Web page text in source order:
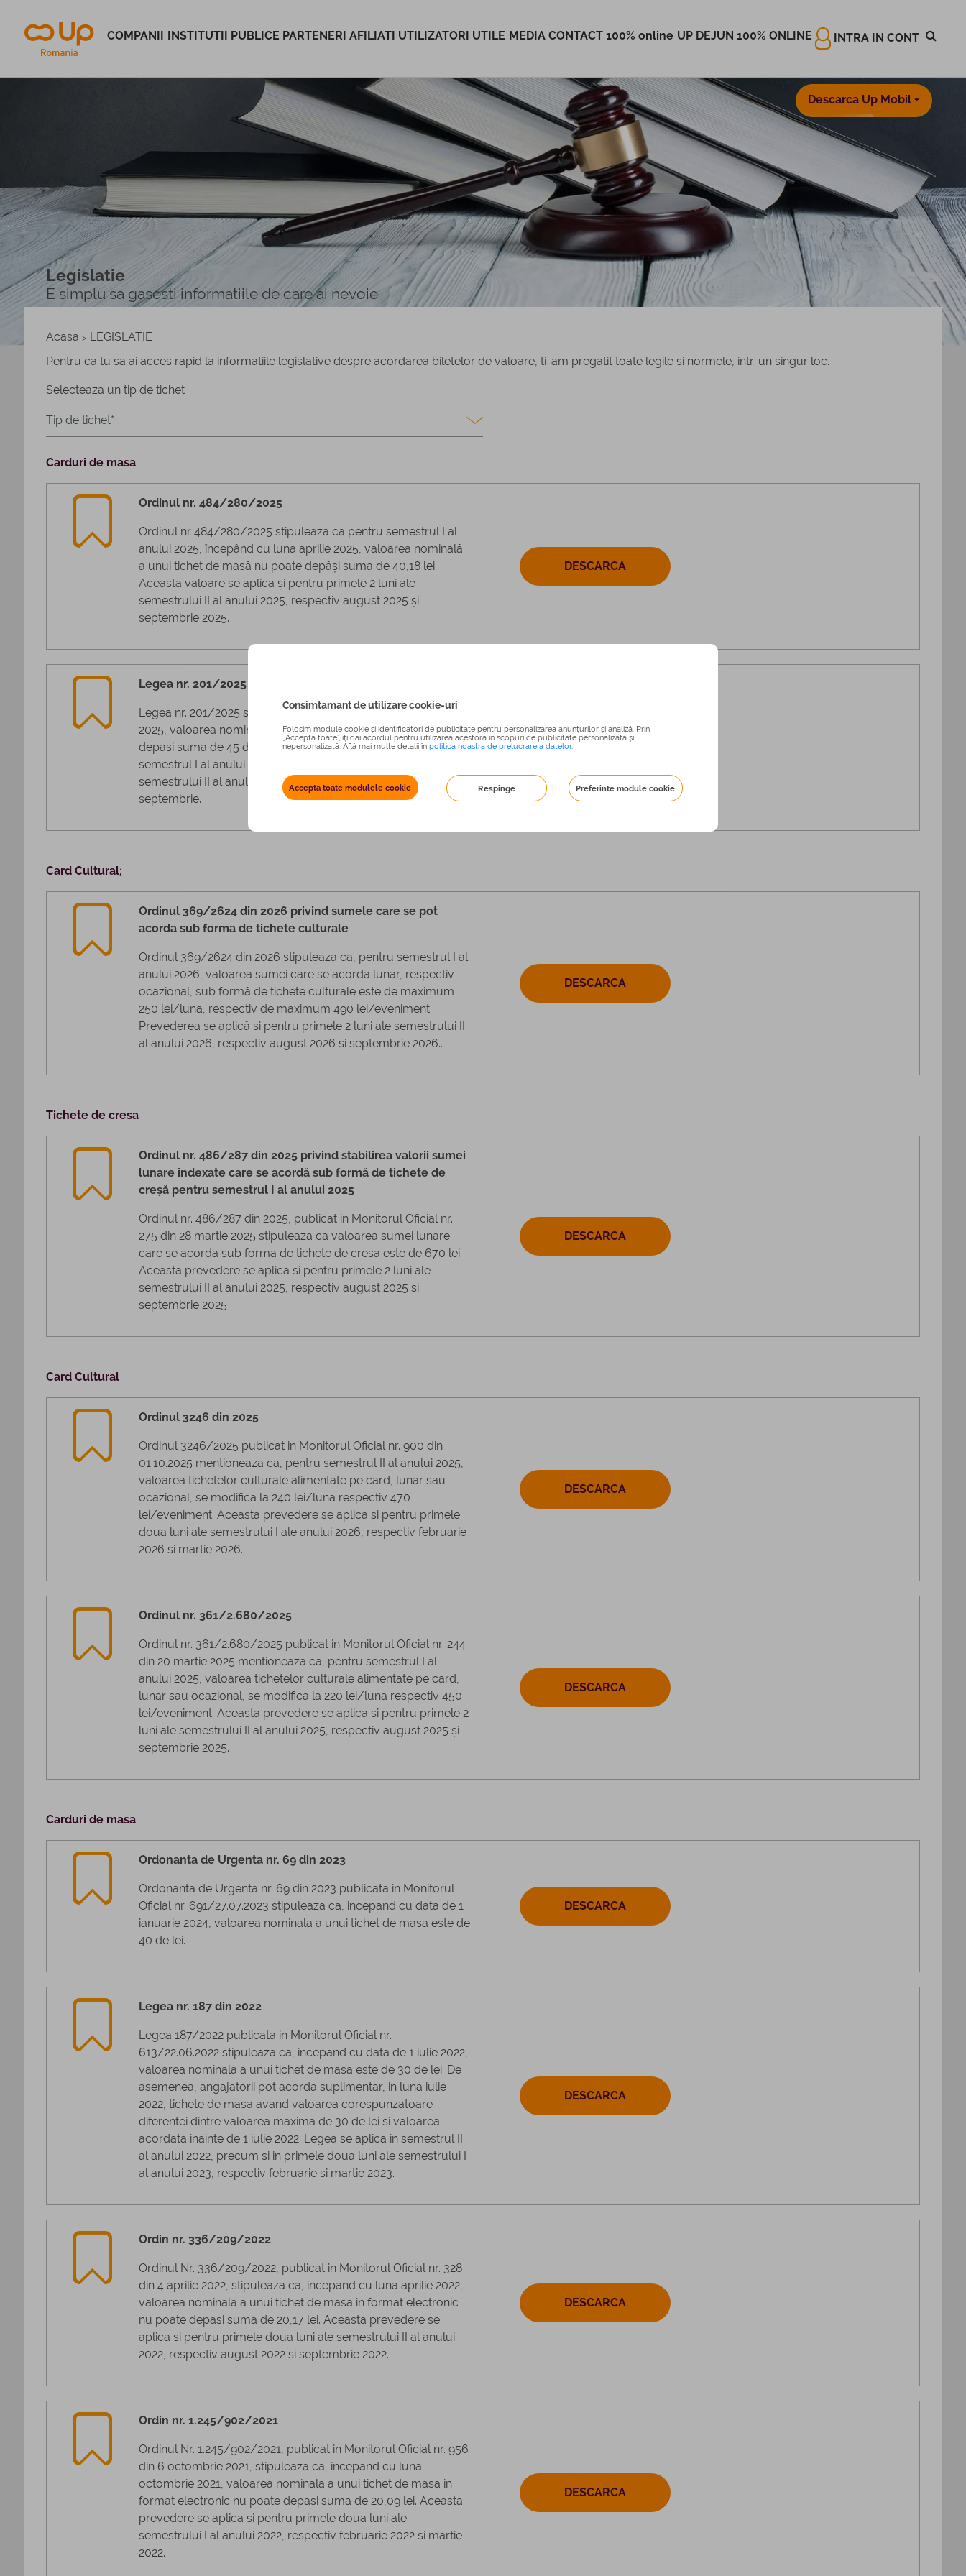
Descarca Up Mobil +
COMPANII INSTITUTII PUBLICE PARTENERI AFILIATI UTILIZATORI UTILE MEDIA CONTACT 100% online UP DEJUN 100% ONLINE INTRA IN CONT
Legislatie
E simplu sa gasesti informatiile de care ai nevoie
Acasa > LEGISLATIE
Pentru ca tu sa ai acces rapid la informatiile legislative despre acordarea biletelor de valoare, ti-am pregatit toate legile si normele, intr-un singur loc.
Selecteaza un tip de tichet
Carduri de masa
Ordinul nr. 484/280/2025
Ordinul nr 484/280/2025 stipuleaza ca pentru semestrul I al
anului 2025, începând cu luna aprilie 2025, valoarea nominală
a unui tichet de masă nu poate depăși suma de 40,18 lei..
Aceasta valoare se aplică și pentru primele 2 luni ale
semestrului II al anului 2025, respectiv august 2025 și
septembrie 2025.
DESCARCA
Legea nr. 201/2025
Legea nr. 201/2025 stipuleaza ca, incepand de la 1 decembrie
2025, valoarea nominala a unui tichet de masa nu poate
depasi suma de 45 de lei. Aceasta valoare se aplică și in
semestrul I al anului 2026 precum si in primele 3 luni ale
semestrului II al anului 2026, respectiv iulie, august si
septembrie.
DESCARCA
Card Cultural;
Ordinul 369/2624 din 2026 privind sumele care se pot
acorda sub forma de tichete culturale
Ordinul 369/2624 din 2026 stipuleaza ca, pentru semestrul I al
anului 2026, valoarea sumei care se acordă lunar, respectiv
ocazional, sub formă de tichete culturale este de maximum
250 lei/luna, respectiv de maximum 490 lei/eveniment.
Prevederea se aplică si pentru primele 2 luni ale semestrului II
al anului 2026, respectiv august 2026 si septembrie 2026..
DESCARCA
Tichete de cresa
Ordinul nr. 486/287 din 2025 privind stabilirea valorii sumei
lunare indexate care se acordă sub formă de tichete de
creșă pentru semestrul I al anului 2025
Ordinul nr. 486/287 din 2025, publicat in Monitorul Oficial nr.
275 din 28 martie 2025 stipuleaza ca valoarea sumei lunare
care se acorda sub forma de tichete de cresa este de 670 lei.
Aceasta prevedere se aplica si pentru primele 2 luni ale
semestrului II al anului 2025, respectiv august 2025 si
septembrie 2025
DESCARCA
Card Cultural
Ordinul 3246 din 2025
Ordinul 3246/2025 publicat in Monitorul Oficial nr. 900 din
01.10.2025 mentioneaza ca, pentru semestrul II al anului 2025,
valoarea tichetelor culturale alimentate pe card, lunar sau
ocazional, se modifica la 240 lei/luna respectiv 470
lei/eveniment. Aceasta prevedere se aplica si pentru primele
doua luni ale semestrului I ale anului 2026, respectiv februarie
2026 si martie 2026.
DESCARCA
Ordinul nr. 361/2.680/2025
Ordinul nr. 361/2.680/2025 publicat in Monitorul Oficial nr. 244
din 20 martie 2025 mentioneaza ca, pentru semestrul I al
anului 2025, valoarea tichetelor culturale alimentate pe card,
lunar sau ocazional, se modifica la 220 lei/luna respectiv 450
lei/eveniment. Aceasta prevedere se aplica si pentru primele 2
luni ale semestrului II al anului 2025, respectiv august 2025 și
septembrie 2025.
DESCARCA
Carduri de masa
Ordonanta de Urgenta nr. 69 din 2023
Ordonanta de Urgenta nr. 69 din 2023 publicata in Monitorul
Oficial nr. 691/27.07.2023 stipuleaza ca, incepand cu data de 1
ianuarie 2024, valoarea nominala a unui tichet de masa este de
40 de lei.
DESCARCA
Legea nr. 187 din 2022
Legea 187/2022 publicata in Monitorul Oficial nr.
613/22.06.2022 stipuleaza ca, incepand cu data de 1 iulie 2022,
valoarea nominala a unui tichet de masa este de 30 de lei. De
asemenea, angajatorii pot acorda suplimentar, in luna iulie
2022, tichete de masa avand valoarea corespunzatoare
diferentei dintre valoarea maxima de 30 de lei si valoarea
acordata inainte de 1 iulie 2022. Legea se aplica in semestrul II
al anului 2022, precum si in primele doua luni ale semestrului I
al anului 2023, respectiv februarie si martie 2023.
DESCARCA
Ordin nr. 336/209/2022
Ordinul Nr. 336/209/2022, publicat in Monitorul Oficial nr. 328
din 4 aprilie 2022, stipuleaza ca, incepand cu luna aprilie 2022,
valoarea nominala a unui tichet de masa in format electronic
nu poate depasi suma de 20,17 lei. Aceasta prevedere se
aplica si pentru primele doua luni ale semestrului II al anului
2022, respectiv august 2022 si septembrie 2022.
DESCARCA
Ordin nr. 1.245/902/2021
Ordinul Nr. 1.245/902/2021, publicat in Monitorul Oficial nr. 956
din 6 octombrie 2021, stipuleaza ca, incepand cu luna
octombrie 2021, valoarea nominala a unui tichet de masa in
format electronic nu poate depasi suma de 20,09 lei. Aceasta
prevedere se aplica si pentru primele doua luni ale
semestrului I al anului 2022, respectiv februarie 2022 si martie
2022.
DESCARCA
Consimtamant de utilizare cookie-uri
Folosim module cookie și identificatori de publicitate pentru personalizarea anunțurilor și analiză. Prin
„Acceptă toate”, îți dai acordul pentru utilizarea acestora în scopuri de publicitate personalizată și
nepersonalizată. Află mai multe detalii în politica noastra de prelucrare a datelor.
Accepta toate modulele cookie Respinge Preferinte module cookie